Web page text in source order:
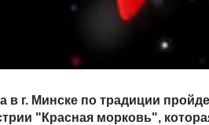
в г. Минске по традиции
"Красная морковь",